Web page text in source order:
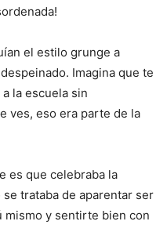
el estilo grunge a
Imagina que te
la escuela sin
ves, eso era parte de la
es que celebraba la
trataba de aparentar ser
mismo y sentirte bien con